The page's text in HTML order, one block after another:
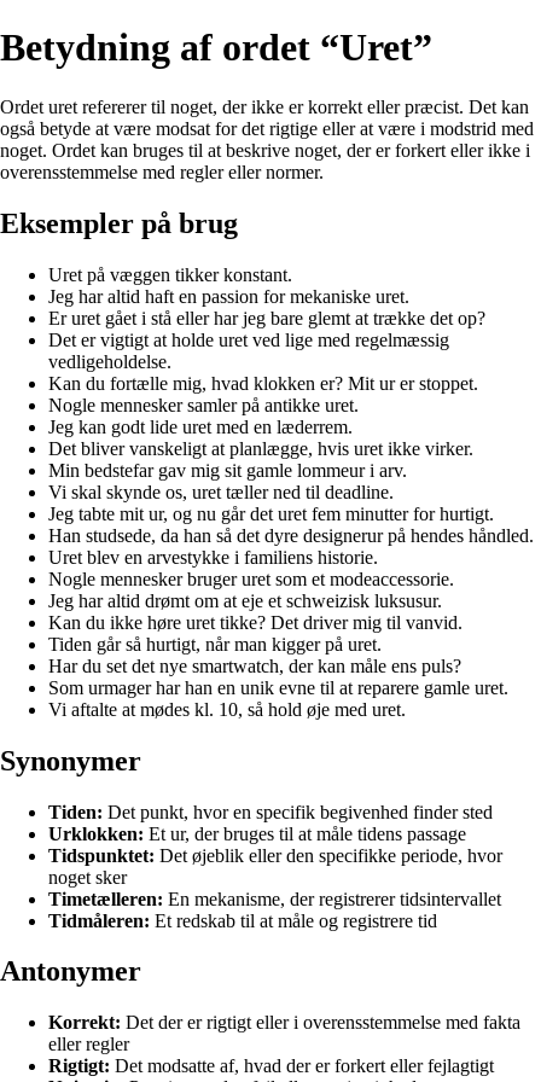
Betydning af ordet “Uret”
Ordet uret refererer til noget, der ikke er korrekt eller præcist. Det kan
også betyde at være modsat for det rigtige eller at være i modstrid med
noget. Ordet kan bruges til at beskrive noget, der er forkert eller ikke i
overensstemmelse med regler eller normer.
Eksempler på brug
Uret på væggen tikker konstant.
Jeg har altid haft en passion for mekaniske uret.
Er uret gået i stå eller har jeg bare glemt at trække det op?
Det er vigtigt at holde uret ved lige med regelmæssig
vedligeholdelse.
Kan du fortælle mig, hvad klokken er? Mit ur er stoppet.
Nogle mennesker samler på antikke uret.
Jeg kan godt lide uret med en læderrem.
Det bliver vanskeligt at planlægge, hvis uret ikke virker.
Min bedstefar gav mig sit gamle lommeur i arv.
Vi skal skynde os, uret tæller ned til deadline.
Jeg tabte mit ur, og nu går det uret fem minutter for hurtigt.
Han studsede, da han så det dyre designerur på hendes håndled.
Uret blev en arvestykke i familiens historie.
Nogle mennesker bruger uret som et modeaccessorie.
Jeg har altid drømt om at eje et schweizisk luksusur.
Kan du ikke høre uret tikke? Det driver mig til vanvid.
Tiden går så hurtigt, når man kigger på uret.
Har du set det nye smartwatch, der kan måle ens puls?
Som urmager har han en unik evne til at reparere gamle uret.
Vi aftalte at mødes kl. 10, så hold øje med uret.
Synonymer
Tiden: Det punkt, hvor en specifik begivenhed finder sted
Urklokken: Et ur, der bruges til at måle tidens passage
Tidspunktet: Det øjeblik eller den specifikke periode, hvor
noget sker
Timetælleren: En mekanisme, der registrerer tidsintervallet
Tidmåleren: Et redskab til at måle og registrere tid
Antonymer
Korrekt: Det der er rigtigt eller i overensstemmelse med fakta
eller regler
Rigtigt: Det modsatte af, hvad der er forkert eller fejlagtigt